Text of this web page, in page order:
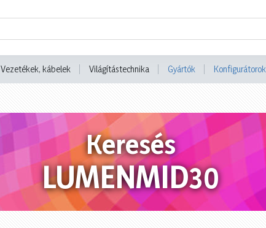
Vezetékek, kábelek Világítástechnika Gyártók Konfigurátorok
Keresés
LUMENMID30